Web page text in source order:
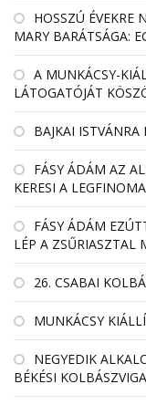
HOSSZÚ ÉVEKRE
MARY BARÁTSÁGA:
A MUNKÁCSY-
LÁTOGATÓJÁT
BAJKAI
FÁSY ÁDÁM AZ
KERESI A
FÁSY ÁDÁM
LÉP A ZSŰRIASZTAL
26. CSABAI
MUNKÁCSY
NEGYEDIK
BÉKÉSI